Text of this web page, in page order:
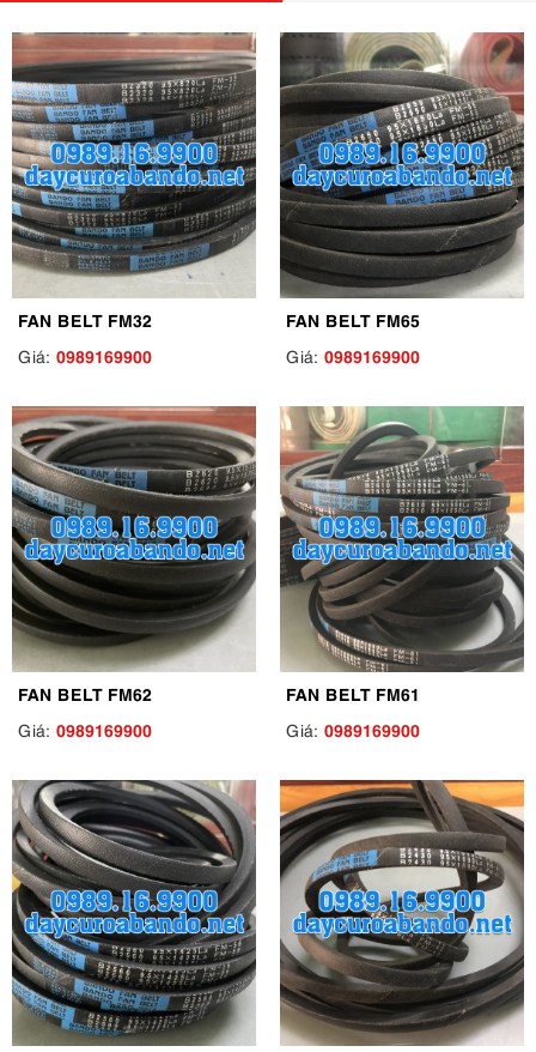
FAN BELT FM32
Giá: 0989169900
FAN BELT FM65
Giá: 0989169900
FAN BELT FM62
Giá: 0989169900
FAN BELT FM61
Giá: 0989169900